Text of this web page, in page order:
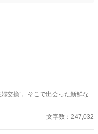
交換”。そこで出会った新鮮な
文字数：247,032